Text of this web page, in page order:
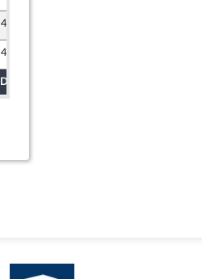
4 novembre 2021
4 novembre 2021
Date de dépôt